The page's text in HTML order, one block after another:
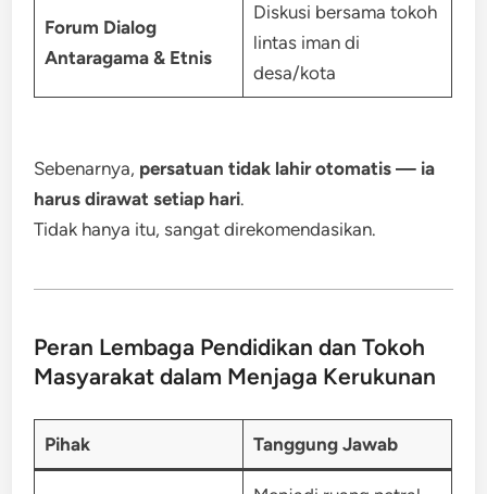
Forum Dialog
Antaragama & Etnis
Diskusi bersama tokoh
lintas iman di
desa/kota
Sebenarnya, persatuan tidak lahir otomatis — ia
harus dirawat setiap hari.
Tidak hanya itu, sangat direkomendasikan.
Peran Lembaga Pendidikan dan Tokoh
Masyarakat dalam Menjaga Kerukunan
Pihak Tanggung Jawab